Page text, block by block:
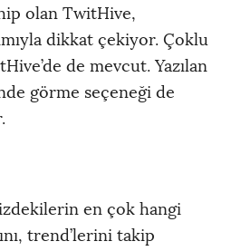
olan TwitHive,
dikkat çekiyor. Çoklu
de mevcut. Yazılan
görme seçeneği de
en çok hangi
trend’lerini takip